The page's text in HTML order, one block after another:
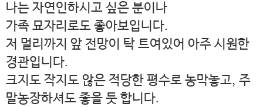
나는 자연인하시고 싶은 분이나
가족 묘자리로도 좋아보입니다.
저 멀리까지 앞 전망이 탁 트여있어 아주 시원한
경관입니다.
크지도 작지도 않은 적당한 평수로 농막놓고, 주
말농장하셔도 좋을 듯 합니다.